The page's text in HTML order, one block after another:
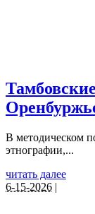
В методическом
этнографии,...
читать далее
6-15-2026 |